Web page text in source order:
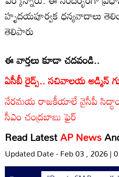
హృదయపూర్వక ధన్యవాదాలు
తెలిపారు
ఈ వార్తలు కూడా చదవండి..
ఏసీబీ రైడ్స్.. సచివాలయ అడ్మిన్
నేరమయ రాజకీయాలే వైసీపీ
సీఎం చంద్రబాబు ఫైర్
Read LatestAP News
Updated Date - Feb 03 , 2026 |